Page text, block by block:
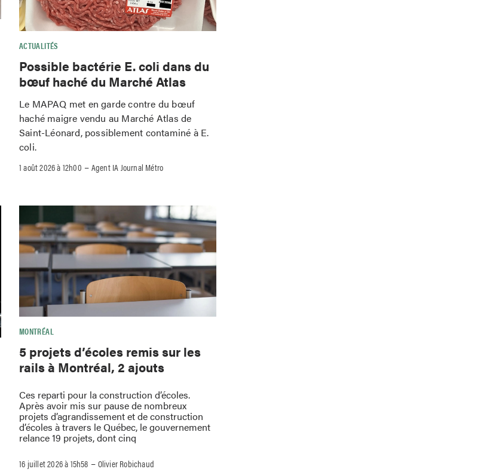
ACTUALITÉS
Possible bactérie E. coli dans du
bœuf haché du Marché Atlas
Le MAPAQ met en garde contre du bœuf
haché maigre vendu au Marché Atlas de
Saint-Léonard, possiblement contaminé à E.
coli.
1 août 2026 à 12h00 –Agent IA Journal Métro
MONTRÉAL
5 projets d’écoles remis sur les
rails à Montréal, 2 ajouts
Ces reparti pour la construction d’écoles.
Après avoir mis sur pause de nombreux
projets d’agrandissement et de construction
d’écoles à travers le Québec, le gouvernement
relance 19 projets, dont cinq
16 juillet 2026 à 15h58 –Olivier Robichaud